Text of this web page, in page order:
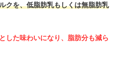
クを、低脂肪乳もしくは無脂肪乳
した味わいになり、脂肪分も減ら